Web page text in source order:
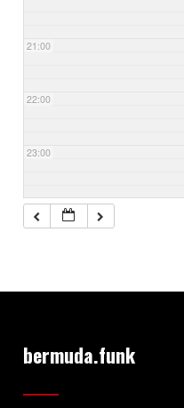
21:00
22:00
23:00
bermuda.funk